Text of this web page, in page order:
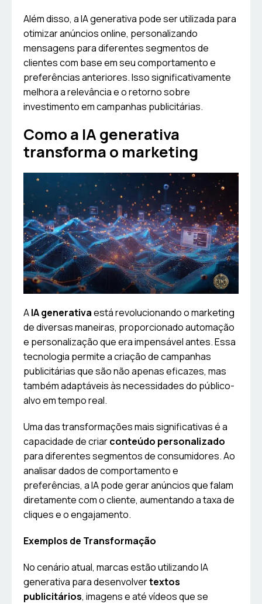
Além disso, a IA generativa pode ser utilizada para
otimizar anúncios online, personalizando
mensagens para diferentes segmentos de
clientes com base em seu comportamento e
preferências anteriores. Isso significativamente
melhora a relevância e o retorno sobre
investimento em campanhas publicitárias.
Como a IA generativa
transforma o marketing
AIA generativaestá revolucionando o marketing
de diversas maneiras, proporcionado automação
e personalização que era impensável antes. Essa
tecnologia permite a criação de campanhas
publicitárias que são não apenas eficazes, mas
também adaptáveis às necessidades do público-
alvo em tempo real.
Uma das transformações mais significativas é a
capacidade de criarconteúdo personalizado
para diferentes segmentos de consumidores. Ao
analisar dados de comportamento e
preferências, a IA pode gerar anúncios que falam
diretamente com o cliente, aumentando a taxa de
cliques e o engajamento.
Exemplos de Transformação
No cenário atual, marcas estão utilizando IA
generativa para desenvolvertextos
publicitários, imagens e até vídeos que se